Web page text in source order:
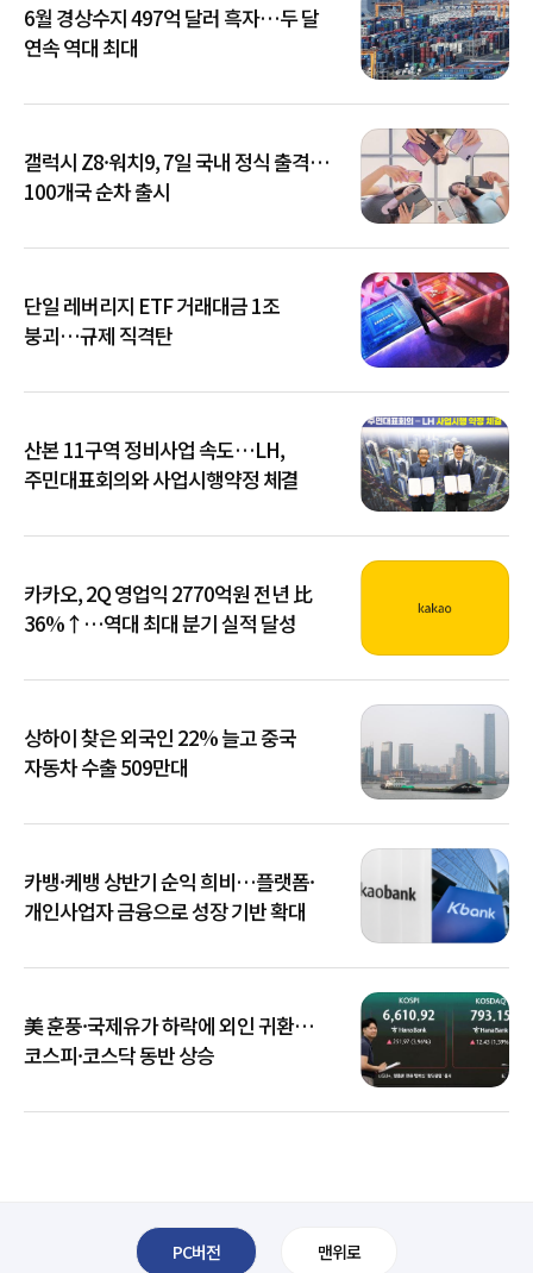
6월 경상수지 497억 달러 흑자…두 달
연속 역대 최대
갤럭시 Z8·워치9, 7일 국내 정식 출격…
100개국 순차 출시
단일 레버리지 ETF 거래대금 1조
붕괴…규제 직격탄
산본 11구역 정비사업 속도…LH,
주민대표회의와 사업시행약정 체결
카카오, 2Q 영업익 2770억원 전년 比
36%↑…역대 최대 분기 실적 달성
상하이 찾은 외국인 22% 늘고 중국
자동차 수출 509만대
카뱅·케뱅 상반기 순익 희비…플랫폼·
개인사업자 금융으로 성장 기반 확대
美 훈풍·국제유가 하락에 외인 귀환…
코스피·코스닥 동반 상승
PC버전 맨위로